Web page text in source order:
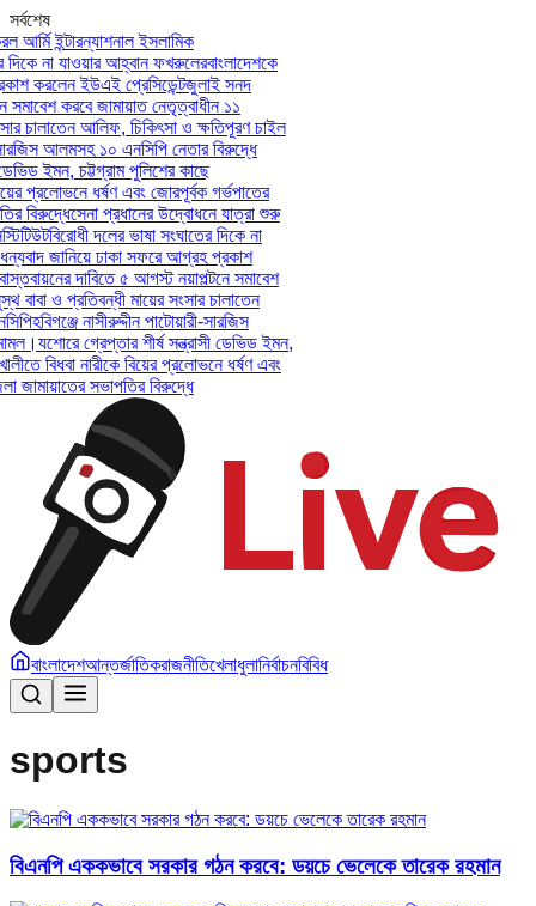
সর্বশেষ
ইন্টারন্যাশনাল ইসলামিক
না যাওয়ার আহ্বান ফখরুলেরবাংলাদেশকে
করলেন ইউএই প্রেসিডেন্টজুলাই সনদ
করবে জামায়াত নেতৃত্বাধীন ১১
চালাতেন আলিফ, চিকিৎসা ও ক্ষতিপূরণ চাইল
আলমসহ ১০ এনসিপি নেতার বিরুদ্ধে
ইমন, চট্টগ্রাম পুলিশের কাছে
প্রলোভনে ধর্ষণ এবং জোরপূর্বক গর্ভপাতের
বিরুদ্ধেসেনা প্রধানের উদ্বোধনে যাত্রা শুরু
বিরোধী দলের ভাষা সংঘাতের দিকে না
জানিয়ে ঢাকা সফরে আগ্রহ প্রকাশ
দাবিতে ৫ আগস্ট নয়াপল্টনে সমাবেশ
ও প্রতিবন্ধী মায়ের সংসার চালাতেন
হবিগঞ্জে নাসীরুদ্দীন পাটোয়ারী-সারজিস
যশোরে গ্রেপ্তার শীর্ষ সন্ত্রাসী ডেভিড ইমন,
বিধবা নারীকে বিয়ের প্রলোভনে ধর্ষণ এবং
সভাপতির বিরুদ্ধে
বাংলাদেশআন্তর্জাতিকরাজনীতিখেলাধুলানির্বাচনবিবিধ
sports
বিএনপি এককভাবে সরকার গঠন করবে: ডয়চে ভেলেকে তারেক রহমান